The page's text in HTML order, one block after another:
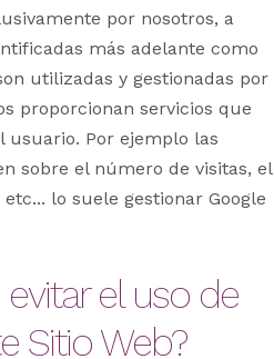
por nosotros, a
más adelante como
utilizadas y gestionadas por
proporcionan servicios que
usuario. Por ejemplo las
sobre el número de visitas, el
lo suele gestionar Google
el uso de
Sitio Web?